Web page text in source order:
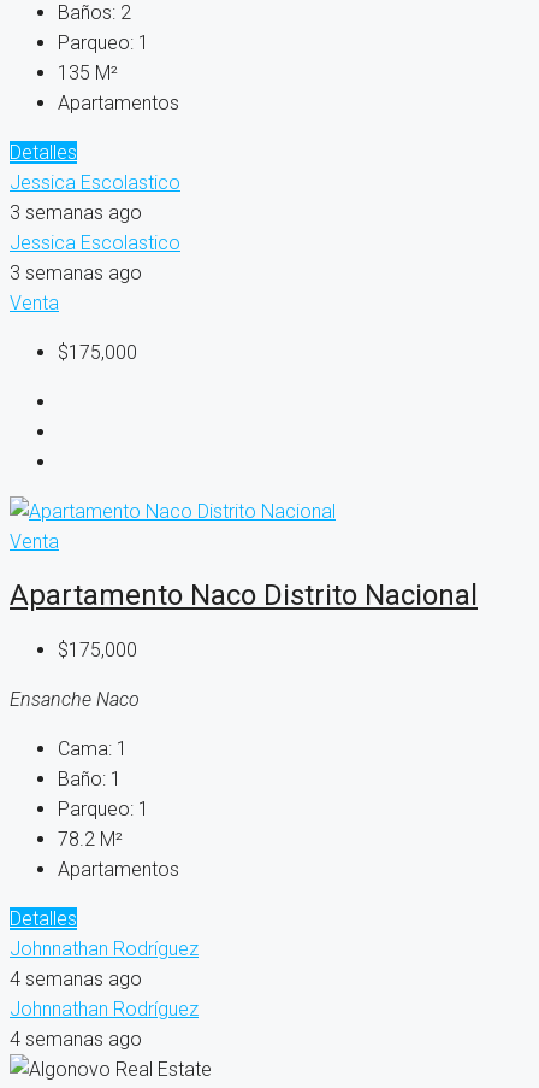
Baños: 2
Parqueo: 1
135 M²
Apartamentos
Detalles
Jessica Escolastico
3 semanas ago
Jessica Escolastico
3 semanas ago
Venta
$175,000
Venta
Apartamento Naco Distrito Nacional
$175,000
Ensanche Naco
Cama: 1
Baño: 1
Parqueo: 1
78.2 M²
Apartamentos
Detalles
Johnnathan Rodríguez
4 semanas ago
Johnnathan Rodríguez
4 semanas ago